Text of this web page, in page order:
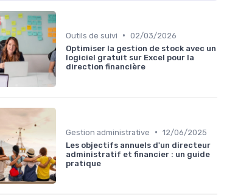
Outils de suivi • 02/03/2026
Optimiser la gestion de stock avec un
logiciel gratuit sur Excel pour la
direction financière
Gestion administrative • 12/06/2025
Les objectifs annuels d'un directeur
administratif et financier : un guide
pratique